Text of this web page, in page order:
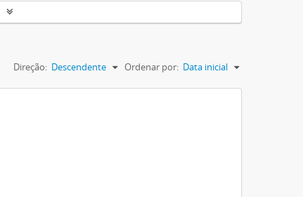
Ordenar por: Data inicial
Direção: Descendente